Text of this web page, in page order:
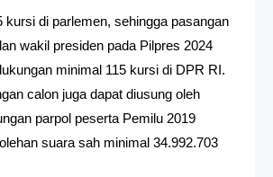
kursi di parlemen, sehingga pasangan
wakil presiden pada Pilpres 2024
minimal 115 kursi di DPR RI.
calon juga dapat diusung oleh
parpol peserta Pemilu 2019
suara sah minimal 34.992.703